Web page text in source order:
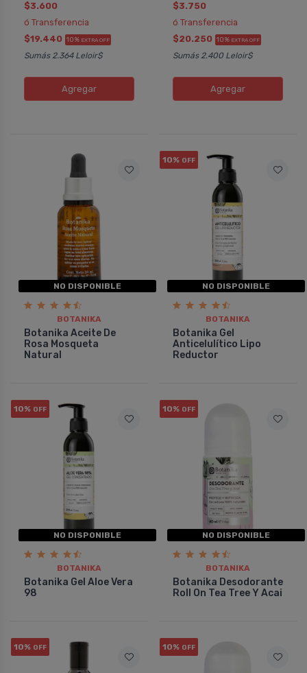
Andrea Cristina
Botanika Venorelax Gel Para
Piernas
cuando me lo compré. Antes usaba
otro gel que no se hace más y éste
conseguí la sensación deseada.
Además perdura la c....
BOTANIKA
Pedido #
Antonella
Botanika
Muy rico
con mango,
hidratación. Sin
$3.600
ó Transferencia
$19.440 10% EXTRA OFF
Sumás 2.364 Leloir$
Agregar
$3.750
ó Transferencia
$20.250 10% EXTRA OFF
Sumás 2.400 Leloir$
Agregar
NO DISPONIBLE
BOTANIKA
Botanika Aceite De
Rosa Mosqueta
Natural
10% OFF
NO DISPONIBLE
BOTANIKA
Botanika Gel
Anticelulí­tico Lipo
Reductor
10% OFF
NO DISPONIBLE
BOTANIKA
Botanika Gel Aloe Vera
98
10% OFF
NO DISPONIBLE
BOTANIKA
Botanika Desodorante
Roll On Tea Tree Y Acai
10% OFF 10% OFF